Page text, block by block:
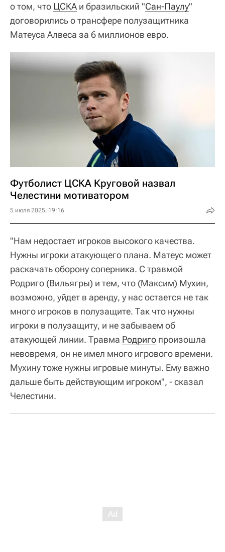
о том, что ЦСКА и бразильский "Сан-Паулу"
договорились о трансфере полузащитника
Матеуса Алвеса за 6 миллионов евро.
Футболист ЦСКА Круговой назвал
Челестини мотиватором
5 июля 2025, 19:16
"Нам недостает игроков высокого качества.
Нужны игроки атакующего плана. Матеус может
раскачать оборону соперника. С травмой
Родриго (Вильягры) и тем, что (Максим) Мухин,
возможно, уйдет в аренду, у нас остается не так
много игроков в полузащите. Так что нужны
игроки в полузащиту, и не забываем об
атакующей линии. Травма Родриго произошла
невовремя, он не имел много игрового времени.
Мухину тоже нужны игровые минуты. Ему важно
дальше быть действующим игроком", - сказал
Челестини.